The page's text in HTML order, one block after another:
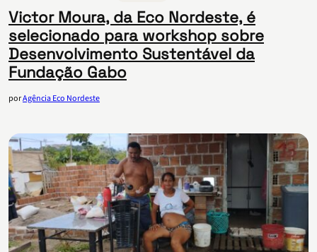
Victor Moura, da Eco Nordeste, é
selecionado para workshop sobre
Desenvolvimento Sustentável da
Fundação Gabo
porAgência Eco Nordeste